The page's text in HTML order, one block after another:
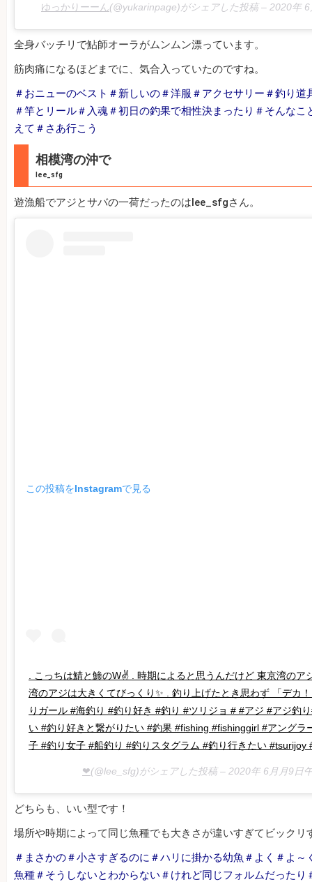
ゆっかりーーん(@yukarinpage)がシェアした投稿 – 2020年 6
全身バッチリで鮎師オーラがムンムン漂っています。
筋肉痛になるほどまでに、気合入っていたのですね。
＃おニューのベスト＃新しいの＃洋服＃アクセサリー＃釣り
＃竿とリール＃入魂＃初日の釣果で相性決まったり＃そんな
えて＃さあ行こう
相模湾の沖で
lee_sfg
遊漁船でアジとサバの一荷だったのはlee_sfgさん。
この投稿をInstagramで見る
. こっちは鯖と鯵のW✌️ . 時期によると思うんだけど 東京湾のア
湾のアジは大きくてびっくり✨ . 釣り上げたとき思わず 「デカ
りガール #海釣り #釣り好き #釣り #ツリジョ # #アジ #アジ釣
い #釣り好きと繋がりたい #釣果 #fishing #fishinggirl #アングラ
子 #釣り女子 #船釣り #釣りスタグラム #釣り行きたい #tsurijoy
❤︎(@lee_sfg)がシェアした投稿 – 2020年 6月月9日
どちらも、いい型です！
場所や時期によって同じ魚種でも大きさが違いすぎてビックリ
＃まさかの＃小さすぎるのに＃ハリに掛かる幼魚＃よく＃よ
魚種＃そうしないとわからない＃けれど同じフォルムだったり